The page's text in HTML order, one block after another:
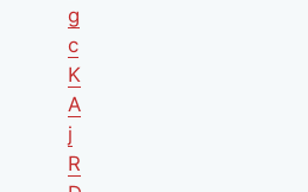
g
c
K
A
j
R